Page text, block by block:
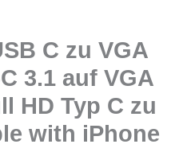
C zu VGA
3.1 auf VGA
HD Typ C zu
with iPhone